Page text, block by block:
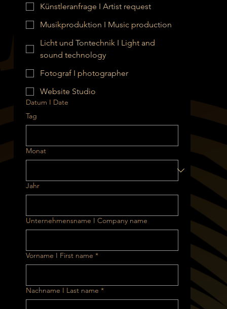
Künstleranfrage I Artist request
Musikproduktion I Music production
Licht und Tontechnik I Light and
sound technology
Fotograf I photographer
Website Studio
Datum I Date
Tag
Monat
Jahr
Unternehmensname I Company name
Vorname I First name *
Nachname I Last name *